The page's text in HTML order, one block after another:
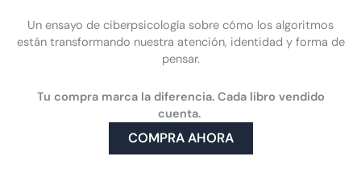
Un ensayo de ciberpsicología sobre cómo los algoritmos
están transformando nuestra atención, identidad y forma de
pensar.
Tu compra marca la diferencia. Cada libro vendido
cuenta.
COMPRA AHORA